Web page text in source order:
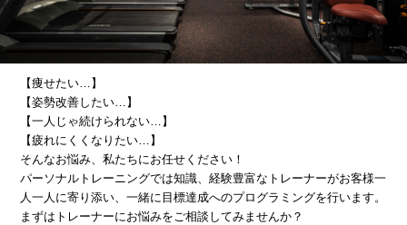
【痩せたい…】
【姿勢改善したい…】
【一人じゃ続けられない…】
【疲れにくくなりたい…】
そんなお悩み、私たちにお任せください！
パーソナルトレーニングでは知識、経験豊富なトレーナーがお客様一
人一人に寄り添い、一緒に目標達成へのプログラミングを行います。
まずはトレーナーにお悩みをご相談してみませんか？